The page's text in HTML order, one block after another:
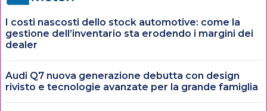
I costi nascosti dello stock automotive: come la
gestione dell’inventario sta erodendo i margini dei
dealer
Audi Q7 nuova generazione debutta con design
rivisto e tecnologie avanzate per la grande famiglia